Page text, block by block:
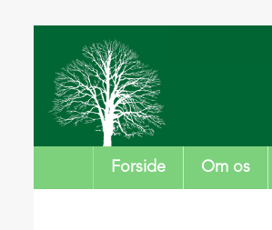
Forside Om os